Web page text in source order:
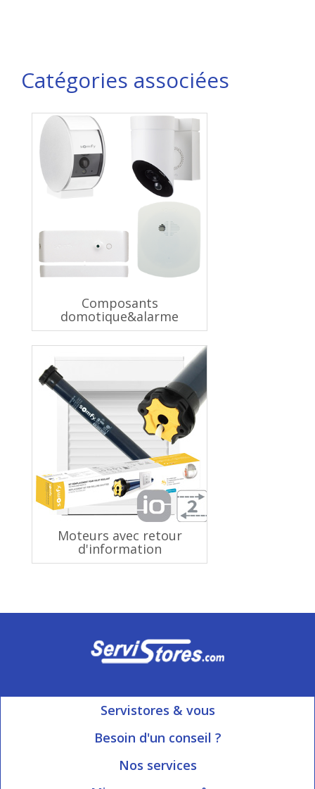
Catégories associées
Composants
domotique&alarme
Moteurs avec retour
d'information
Servistores & vous
Mon compte
Besoin d'un conseil ?
Ouvert du Lundi au Vendredi
Nos services